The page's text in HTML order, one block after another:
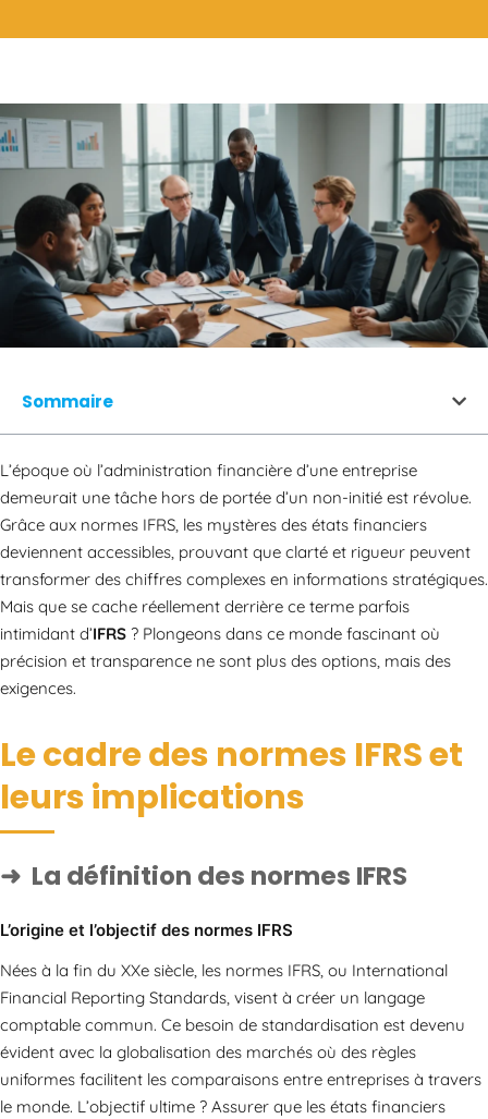
Sommaire
L’époque où l’administration financière d’une entreprise
demeurait une tâche hors de portée d’un non-initié est révolue.
Grâce aux normes IFRS, les mystères des états financiers
deviennent accessibles, prouvant que clarté et rigueur peuvent
transformer des chiffres complexes en informations stratégiques.
Mais que se cache réellement derrière ce terme parfois
intimidant d’IFRS ? Plongeons dans ce monde fascinant où
précision et transparence ne sont plus des options, mais des
exigences.
Le cadre des normes IFRS et
leurs implications
La définition des normes IFRS
L’origine et l’objectif des normes IFRS
Nées à la fin du XXe siècle, les normes IFRS, ou International
Financial Reporting Standards, visent à créer un langage
comptable commun. Ce besoin de standardisation est devenu
évident avec la globalisation des marchés où des règles
uniformes facilitent les comparaisons entre entreprises à travers
le monde. L’objectif ultime ? Assurer que les états financiers